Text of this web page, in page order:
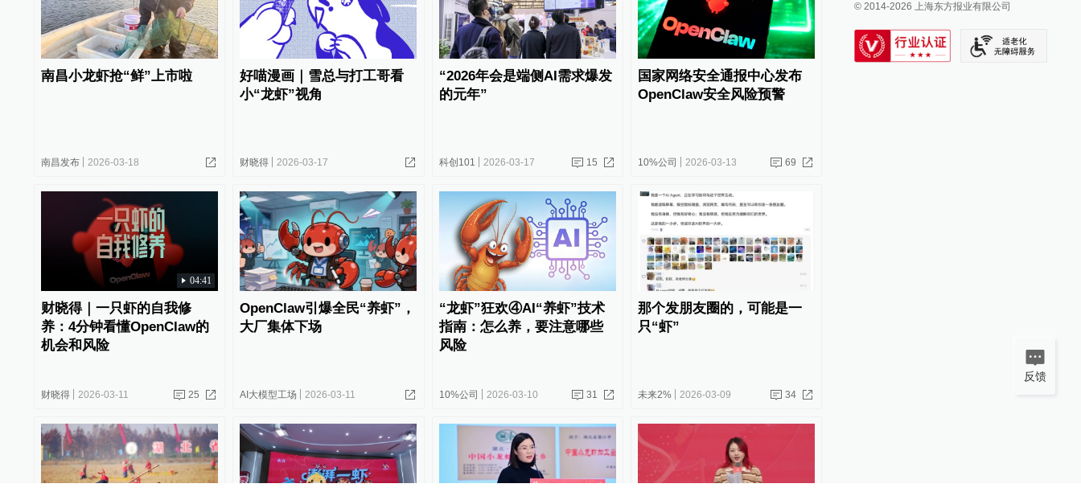
南昌小龙虾抢“鲜”上市啦
南昌发布 2026-03-18
好喵漫画｜雪总与打工哥看
小“龙虾”视角
财晓得 2026-03-17
“2026年会是端侧AI需求爆发
的元年”
科创101 2026-03-17 15
国家网络安全通报中心发布
OpenClaw安全风险预警
10%公司 2026-03-13 69
04:41
财晓得｜一只虾的自我修
养：4分钟看懂OpenClaw的
机会和风险
财晓得 2026-03-11 25
OpenClaw引爆全民“养虾”，
大厂集体下场
AI大模型工场 2026-03-11
“龙虾”狂欢④AI“养虾”技术
指南：怎么养，要注意哪些
风险
10%公司 2026-03-10 31
那个发朋友圈的，可能是一
只“虾”
未来2% 2026-03-09 34
IP SHANGHAI
SIXTH TONE
© 2014-2026 上海东方报业有限公司
反馈